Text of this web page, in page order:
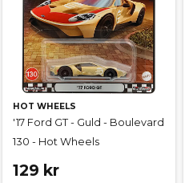
HOT WHEELS
'17 Ford GT - Guld - Boulevard
130 - Hot Wheels
129 kr